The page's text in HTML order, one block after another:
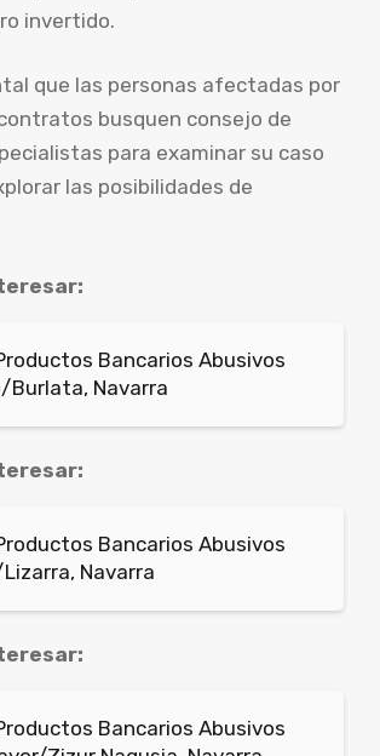
invertido.
que las personas afectadas por
busquen consejo de
para examinar su caso
las posibilidades de
Bancarios Abusivos
Burlata, Navarra
Bancarios Abusivos
Navarra
Bancarios Abusivos